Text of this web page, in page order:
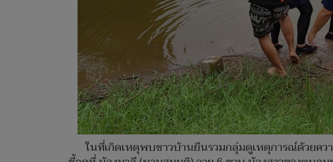
ในที่เกิดเหตุพบชาวบ้านยืนรวมกลุ่มดูเหตุการณ์ด้วยคว